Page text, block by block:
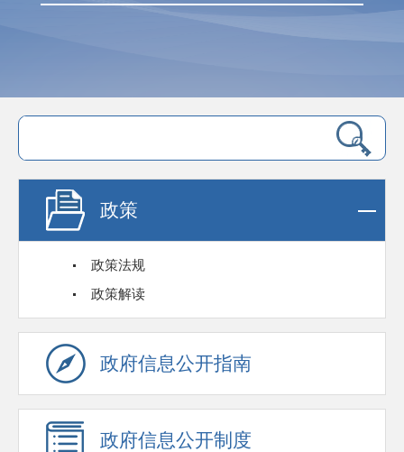
政策
政策法规
政策解读
政府信息公开指南
政府信息公开制度